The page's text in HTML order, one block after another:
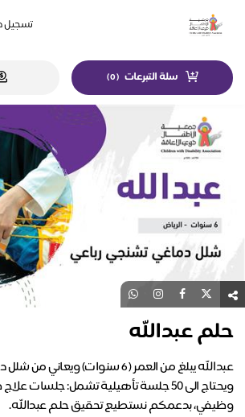
تسجيل
سلة التبرعات (
0
)
حلم عبدالله
عبدالله يبلغ من العمر ( 6 سنوات)
ويحتاج الى ٥٠ جلسة تأهيلية تشمل:
وظيفي، بدعمكم نستطيع تحقيق حلم عبدالله.